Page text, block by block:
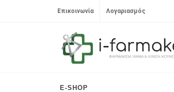
Επικοινωνία Λογαριασμός
E-SHOP